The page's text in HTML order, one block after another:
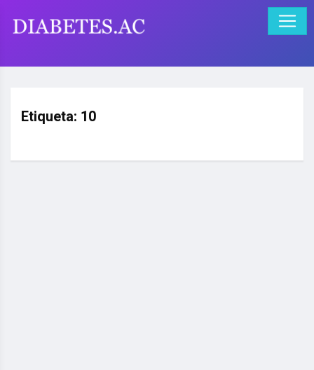
Etiqueta: 10